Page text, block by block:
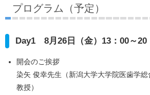
プログラム（予定）
Day1 8月26日（金）13：00～20
開会のご挨拶
染矢 俊幸先生（新潟大学大学院医歯学
教授）